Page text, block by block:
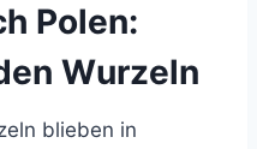
Polen:
Wurzeln
blieben in